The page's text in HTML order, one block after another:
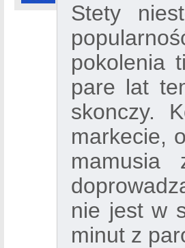
Stety
pokolenia
pare lat
skonczy.
markecie,
nie jest w
minut z